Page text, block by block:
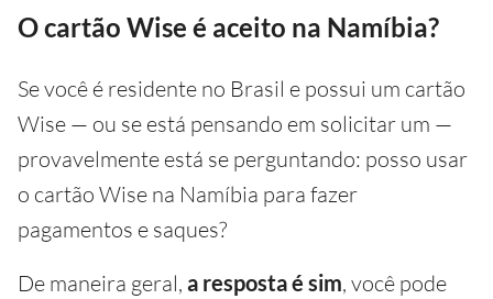
O cartão Wise é aceito na Namíbia?
Se você é residente no Brasil e possui um cartão
Wise — ou se está pensando em solicitar um —
provavelmente está se perguntando: posso usar
o cartão Wise na Namíbia para fazer
pagamentos e saques?
De maneira geral, a resposta é sim, você pode